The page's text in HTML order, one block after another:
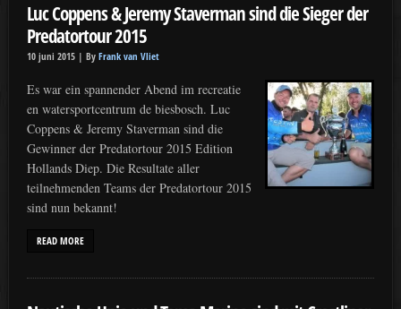
Luc Coppens & Jeremy Staverman sind die Sieger der
Predatortour 2015
10 juni 2015 | By Frank van Vliet
Es war ein spannender Abend im recreatie
en watersportcentrum de biesbosch. Luc
Coppens & Jeremy Staverman sind die
Gewinner der Predatortour 2015 Edition
Hollands Diep. Die Resultate aller
teilnehmenden Teams der Predatortour 2015
sind nun bekannt!
READ MORE